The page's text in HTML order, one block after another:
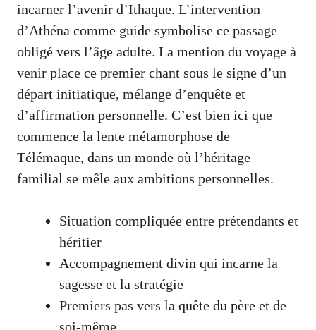
incarner l’avenir d’Ithaque. L’intervention
d’Athéna comme guide symbolise ce passage
obligé vers l’âge adulte. La mention du voyage à
venir place ce premier chant sous le signe d’un
départ initiatique, mélange d’enquête et
d’affirmation personnelle. C’est bien ici que
commence la lente métamorphose de
Télémaque, dans un monde où l’héritage
familial se mêle aux ambitions personnelles.
Situation compliquée entre prétendants et
héritier
Accompagnement divin qui incarne la
sagesse et la stratégie
Premiers pas vers la quête du père et de
soi-même